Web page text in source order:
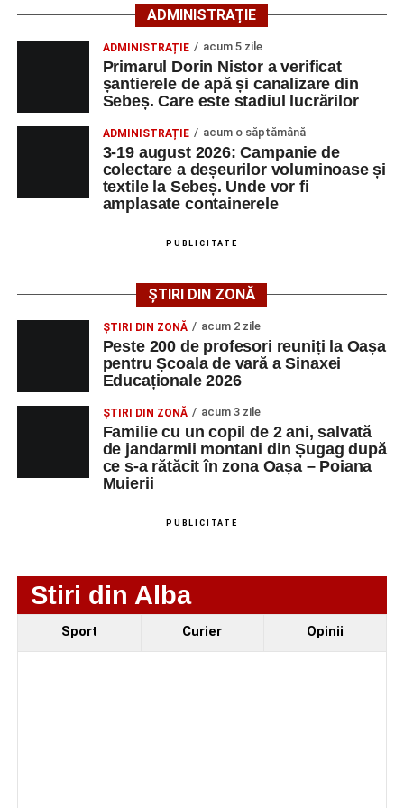
Lista publicată de AJOFM Alba include, pe lângă
denumirea posturilor vacante din Săsciori, și datele de
contact ale angajatorilor, precum numere de telefon și
adrese de e-mail, pentru ca persoanele interesate să
poată solicita detalii despre condițiile de angajare,
programul de lucru și procesul de recrutare.
Mai jos puteți consulta lista completă a locurilor de
muncă disponibile în comuna Săsciori la data de 4
AGENT OCUPAŢIA
NR.
NR.
Technology Srl
OPERATOR LA
MASINI-UNELTE
NUMERICA
1 0752826367
Ultimele știri din Sebeș
ADMINISTRAȚIE
ADMINISTRAȚIE acum 5 zile
Primarul Dorin Nistor a verificat
șantierele de apă și canalizare din
Sebeș. Care este stadiul lucrărilor
ADMINISTRAȚIE acum o săptămână
3-19 august 2026: Campanie de
colectare a deșeurilor voluminoase și
textile la Sebeș. Unde vor fi
amplasate containerele
PUBLICITATE
ȘTIRI DIN ZONĂ
ȘTIRI DIN ZONĂ acum 2 zile
Peste 200 de profesori reuniți la Oașa
pentru Școala de vară a Sinaxei
Educaționale 2026
ȘTIRI DIN ZONĂ acum 3 zile
Familie cu un copil de 2 ani, salvată
de jandarmii montani din Șugag după
ce s-a rătăcit în zona Oașa – Poiana
Muierii
PUBLICITATE
Stiri din Alba
Sport Curier Opinii